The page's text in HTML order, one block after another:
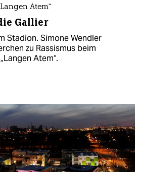
Atem“
Gallier
Stadion. Simone Wendler
zu Rassismus beim
Atem“.